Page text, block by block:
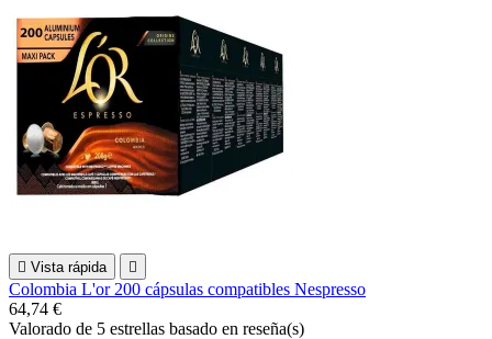
 Vista rápida 
Colombia L'or 200 cápsulas compatibles Nespresso
64,74 €
Valorado de 5 estrellas basado en reseña(s)